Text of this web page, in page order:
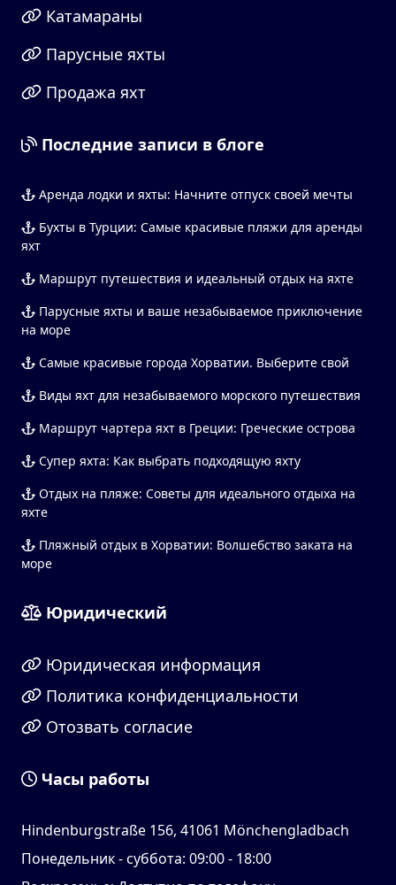
Катамараны
Парусные яхты
Продажа яхт
Последние записи в блоге
Аренда лодки и яхты: Начните отпуск своей мечты
Бухты в Турции: Самые красивые пляжи для аренды
яхт
Маршрут путешествия и идеальный отдых на яхте
Парусные яхты и ваше незабываемое приключение
на море
Самые красивые города Хорватии. Выберите свой
Виды яхт для незабываемого морского путешествия
Маршрут чартера яхт в Греции: Греческие острова
Супер яхта: Как выбрать подходящую яхту
Отдых на пляже: Советы для идеального отдыха на
яхте
Пляжный отдых в Хорватии: Волшебство заката на
море
Юридический
Юридическая информация
Политика конфиденциальности
Отозвать согласие
Часы работы
Hindenburgstraße 156, 41061 Mönchengladbach
Понедельник - суббота: 09:00 - 18:00